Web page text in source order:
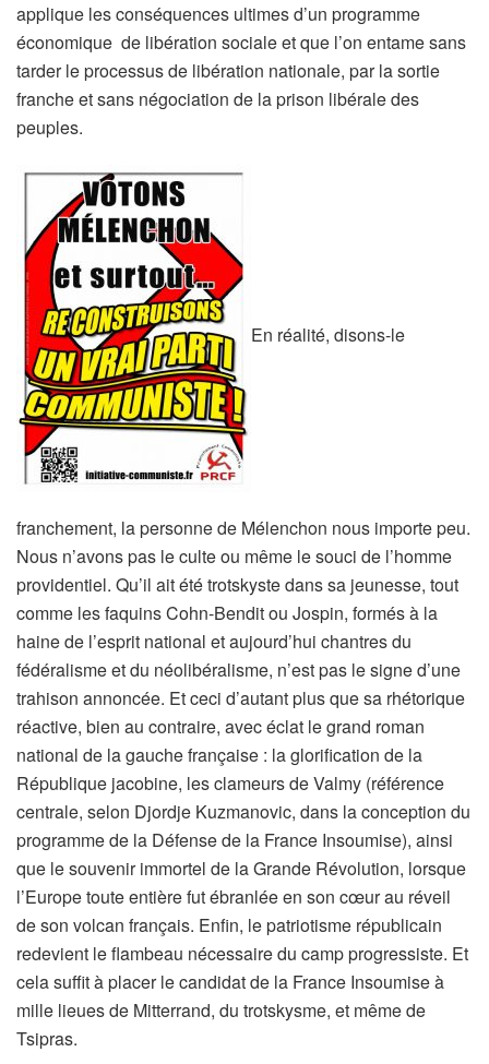
applique les conséquences ultimes d’un programme
économique de libération sociale et que l’on entame sans
tarder le processus de libération nationale, par la sortie
franche et sans négociation de la prison libérale des
peuples.
En réalité, disons-le
franchement, la personne de Mélenchon nous importe peu.
Nous n’avons pas le culte ou même le souci de l’homme
providentiel. Qu’il ait été trotskyste dans sa jeunesse, tout
comme les faquins Cohn-Bendit ou Jospin, formés à la
haine de l’esprit national et aujourd’hui chantres du
fédéralisme et du néolibéralisme, n’est pas le signe d’une
trahison annoncée. Et ceci d’autant plus que sa rhétorique
réactive, bien au contraire, avec éclat le grand roman
national de la gauche française : la glorification de la
République jacobine, les clameurs de Valmy (référence
centrale, selon Djordje Kuzmanovic, dans la conception du
programme de la Défense de la France Insoumise), ainsi
que le souvenir immortel de la Grande Révolution, lorsque
l’Europe toute entière fut ébranlée en son cœur au réveil
de son volcan français. Enfin, le patriotisme républicain
redevient le flambeau nécessaire du camp progressiste. Et
cela suffit à placer le candidat de la France Insoumise à
mille lieues de Mitterrand, du trotskysme, et même de
Tsipras.